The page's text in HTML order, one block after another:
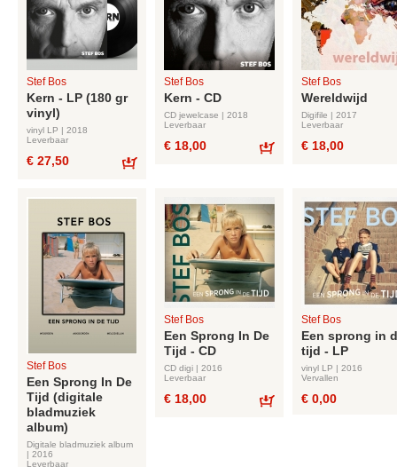
Stef Bos
Kern - LP (180 gr
vinyl)
vinyl LP | 2018
Leverbaar
€ 27,50
Stef Bos
Kern - CD
CD jewelcase | 2018
Leverbaar
€ 18,00
Stef Bos
Wereldwijd
Digifile | 2017
Leverbaar
€ 18,00
Stef Bos
Een Sprong In De
Tijd (digitale
bladmuziek
album)
Digitale bladmuziek album
| 2016
Leverbaar
Stef Bos
Een Sprong In De
Tijd - CD
CD digi | 2016
Leverbaar
€ 18,00
Stef Bos
Een sprong in
tijd - LP
vinyl LP | 2016
Vervallen
€ 0,00